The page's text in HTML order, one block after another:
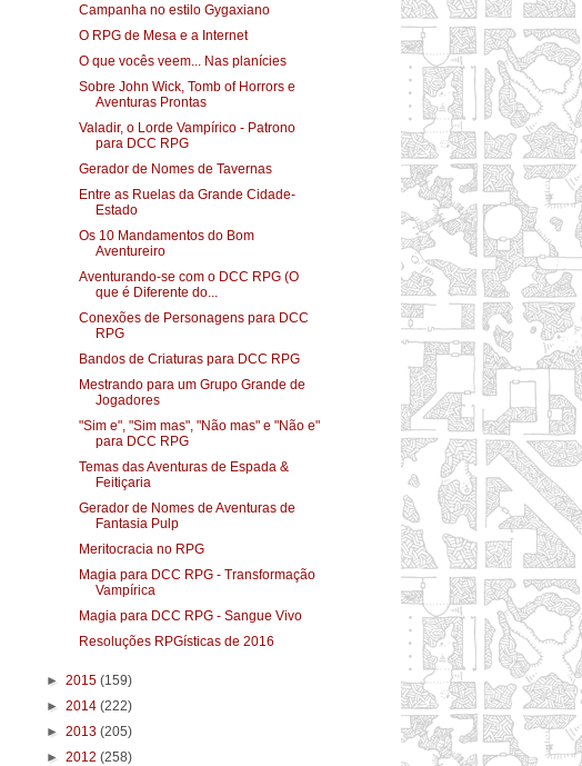
Campanha no estilo Gygaxiano
O RPG de Mesa e a Internet
O que vocês veem... Nas planícies
Sobre John Wick, Tomb of Horrors e
Aventuras Prontas
Valadir, o Lorde Vampírico - Patrono
para DCC RPG
Gerador de Nomes de Tavernas
Entre as Ruelas da Grande Cidade-
Estado
Os 10 Mandamentos do Bom
Aventureiro
Aventurando-se com o DCC RPG (O
que é Diferente do...
Conexões de Personagens para DCC
RPG
Bandos de Criaturas para DCC RPG
Mestrando para um Grupo Grande de
Jogadores
"Sim e", "Sim mas", "Não mas" e "Não e"
para DCC RPG
Temas das Aventuras de Espada &
Feitiçaria
Gerador de Nomes de Aventuras de
Fantasia Pulp
Meritocracia no RPG
Magia para DCC RPG - Transformação
Vampírica
Magia para DCC RPG - Sangue Vivo
Resoluções RPGísticas de 2016
► 2015 (159)
► 2014 (222)
► 2013 (205)
► 2012 (258)